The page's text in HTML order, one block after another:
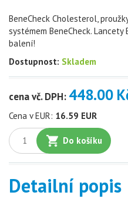
BeneCheck Cholesterol,
systémem BeneCheck.
balení!
Dostupnost: Skladem
cena vč. DPH: 448.00
Cena v EUR: 16.59 EUR
Do košíku
Detailní popis